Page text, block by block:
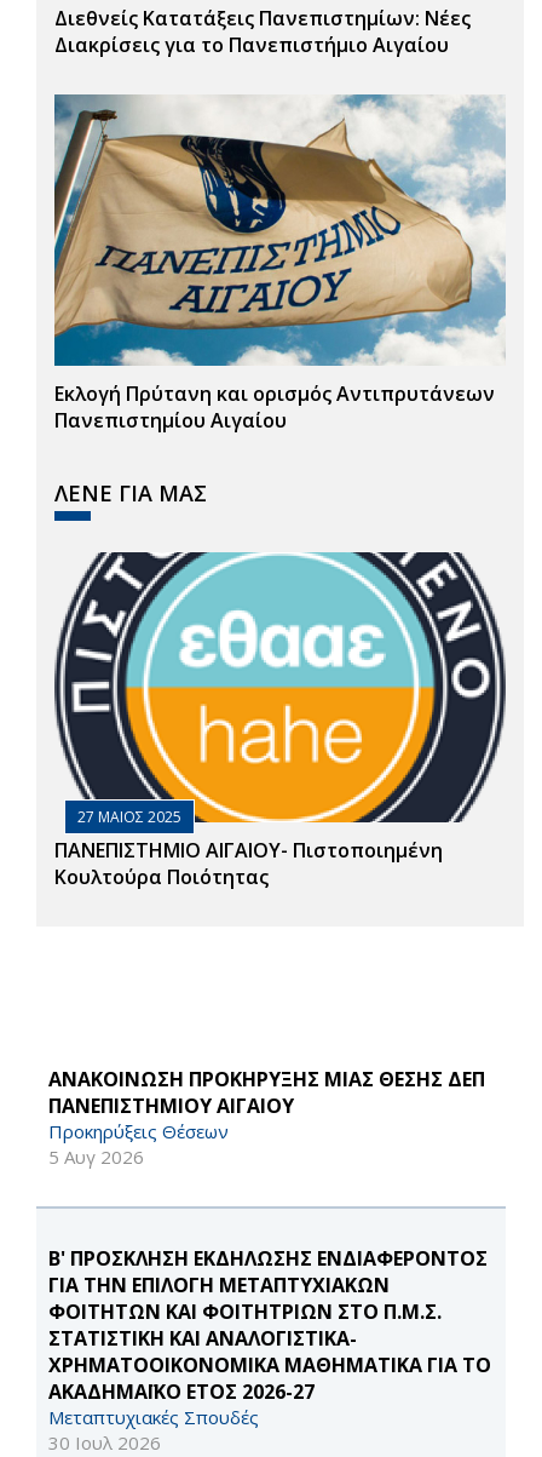
Διεθνείς Κατατάξεις Πανεπιστημίων: Νέες
Διακρίσεις για το Πανεπιστήμιο Αιγαίου
Εκλογή Πρύτανη και ορισμός Αντιπρυτάνεων
Πανεπιστημίου Αιγαίου
ΛΕΝΕ ΓΙΑ ΜΑΣ
27 ΜΑΙΟΣ 2025
ΠΑΝΕΠΙΣΤΗΜΙΟ ΑΙΓΑΙΟΥ- Πιστοποιημένη
Κουλτούρα Ποιότητας
ΑΝΑΚΟΙΝΩΣΗ ΠΡΟΚΗΡΥΞΗΣ ΜΙΑΣ ΘΕΣΗΣ ΔΕΠ
ΠΑΝΕΠΙΣΤΗΜΙΟΥ ΑΙΓΑΙΟΥ
Προκηρύξεις Θέσεων
5 Αυγ 2026
Β' ΠΡΟΣΚΛΗΣΗ ΕΚΔΗΛΩΣΗΣ ΕΝΔΙΑΦΕΡΟΝΤΟΣ
ΓΙΑ ΤΗΝ ΕΠΙΛΟΓΗ ΜΕΤΑΠΤΥΧΙΑΚΩΝ
ΦΟΙΤΗΤΩΝ ΚΑΙ ΦΟΙΤΗΤΡΙΩΝ ΣΤΟ Π.Μ.Σ.
ΣΤΑΤΙΣΤΙΚΗ ΚΑΙ ΑΝΑΛΟΓΙΣΤΙΚΑ-
ΧΡΗΜΑΤΟΟΙΚΟΝΟΜΙΚΑ ΜΑΘΗΜΑΤΙΚΑ ΓΙΑ ΤΟ
ΑΚΑΔΗΜΑΪΚΟ ΕΤΟΣ 2026-27
Μεταπτυχιακές Σπουδές
30 Ιουλ 2026